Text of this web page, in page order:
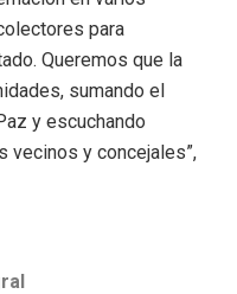
para
Queremos que la
sumando el
y escuchando
vecinos y concejales”,